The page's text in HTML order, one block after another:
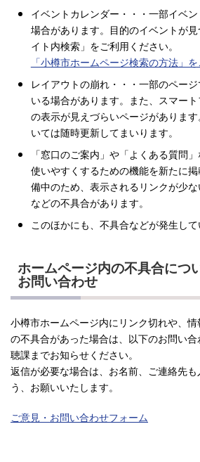
イベントカレンダー・・・一部イベ
場合があります。目的のイベントが
イト内検索」をご利用ください。
「小樽市ホームページ検索の方法」を
レイアウトの崩れ・・・一部のペー
いる場合があります。また、スマー
の表示が見えづらいページがありま
いては随時更新してまいります。
「窓口のご案内」や「よくある質問
使いやすくするための機能を新たに
備中のため、表示されるリンクが少
などの不具合があります。
このほかにも、不具合などが発生して
ホームページ内の不具合につ
お問い合わせ
小樽市ホームページ内にリンク切れや、
の不具合があった場合は、以下のお問い
聴課までお知らせください。
返信が必要な場合は、お名前、ご連絡先
う、お願いいたします。
ご意見・お問い合わせフォーム